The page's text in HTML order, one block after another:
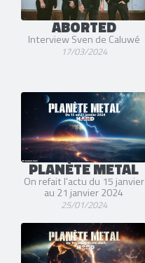
ABORTED
Interview Sven de Caluwé
17/03/2024
PLANÈTE METAL
On refait l'actu du 15 janvier
au 21 janvier 2024
25/01/2024